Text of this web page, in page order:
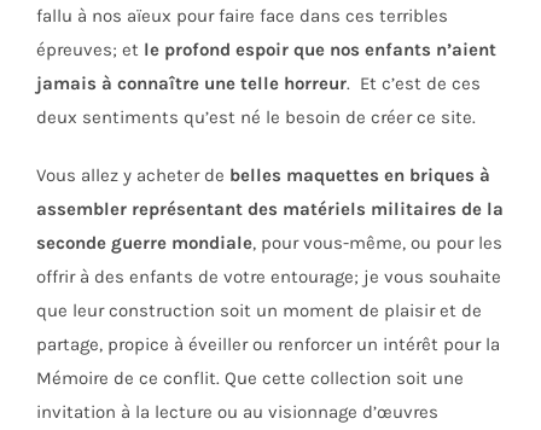
fallu à nos aïeux pour faire face dans ces terribles
épreuves; et le profond espoir que nos enfants n’aient
jamais à connaître une telle horreur. Et c’est de ces
deux sentiments qu’est né le besoin de créer ce site.
Vous allez y acheter de belles maquettes en briques à
assembler représentant des matériels militaires de la
seconde guerre mondiale, pour vous-même, ou pour les
offrir à des enfants de votre entourage; je vous souhaite
que leur construction soit un moment de plaisir et de
partage, propice à éveiller ou renforcer un intérêt pour la
Mémoire de ce conflit. Que cette collection soit une
invitation à la lecture ou au visionnage d’œuvres